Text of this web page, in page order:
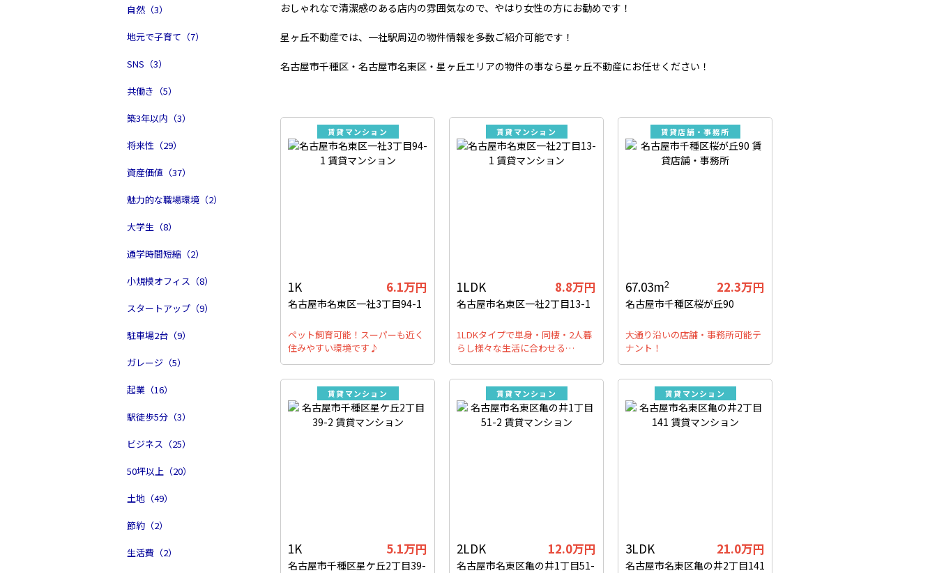
自然（3）
地元で子育て（7）
SNS（3）
共働き（5）
築3年以内（3）
将来性（29）
資産価値（37）
魅力的な職場環境（2）
大学生（8）
通学時間短縮（2）
小規模オフィス（8）
スタートアップ（9）
駐車場2台（9）
ガレージ（5）
起業（16）
駅徒歩5分（3）
ビジネス（25）
50坪以上（20）
土地（49）
節約（2）
生活費（2）
おしゃれなで清潔感のある店内の雰囲気なので、やはり女性の方にお勧めです！
星ヶ丘不動産では、一社駅周辺の物件情報を多数ご紹介可能です！
名古屋市千種区・名古屋市名東区・星ヶ丘エリアの物件の事なら星ヶ丘不動産にお任せください！
賃貸マンション
1K 6.1万円
名古屋市名東区一社3丁目94-1
ペット飼育可能！スーパーも近く
住みやすい環境です♪
賃貸マンション
1LDK 8.8万円
名古屋市名東区一社2丁目13-1
1LDKタイプで単身・同棲・2人暮
らし様々な生活に合わせる…
賃貸店舗・事務所
67.03m2 22.3万円
名古屋市千種区桜が丘90
大通り沿いの店舗・事務所可能テ
ナント！
賃貸マンション
1K 5.1万円
名古屋市千種区星ケ丘2丁目39-
賃貸マンション
2LDK 12.0万円
名古屋市名東区亀の井1丁目51-
賃貸マンション
3LDK 21.0万円
名古屋市名東区亀の井2丁目141